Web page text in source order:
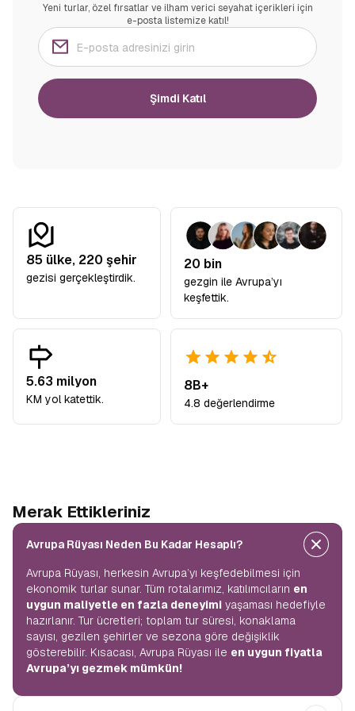
Yeni turlar, özel fırsatlar ve ilham verici seyahat içerikleri için
e-posta listemize katıl!
Şimdi Katıl
85 ülke, 220 şehir
gezisi gerçekleştirdik.
20 bin
gezgin ile Avrupa’yı
keşfettik.
5.63 milyon
KM yol katettik.
8B+
4.8 değerlendirme
Merak Ettikleriniz
Avrupa Rüyası Neden Bu Kadar Hesaplı?
Avrupa Rüyası, herkesin Avrupa’yı keşfedebilmesi için
ekonomik turlar sunar. Tüm rotalarımız, katılımcıların en
uygun maliyetle en fazla deneyimi yaşaması hedefiyle
hazırlanır. Tur ücretleri; toplam tur süresi, konaklama
sayısı, gezilen şehirler ve sezona göre değişiklik
gösterebilir. Kısacası, Avrupa Rüyası ile en uygun fiyatla
Avrupa’yı gezmek mümkün!